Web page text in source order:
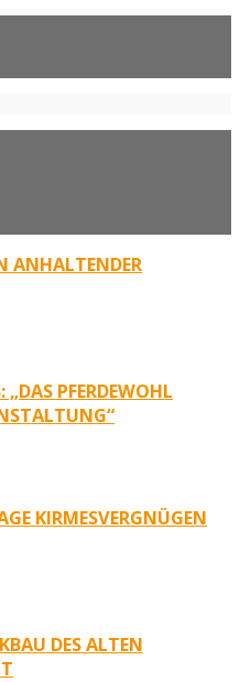
ANHALTENDER
PFERDEWOHL
KIRMESVERGNÜGEN
DES ALTEN